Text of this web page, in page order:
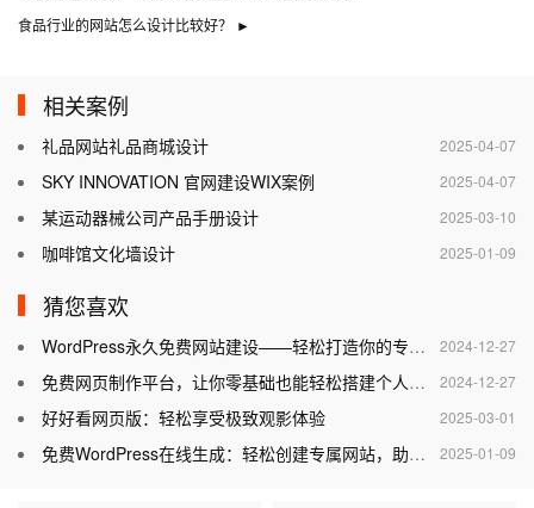
食品行业的网站怎么设计比较好？
►
相关案例
2025-04-07
礼品网站礼品商城设计
2025-04-07
SKY INNOVATION 官网建设WIX案例
2025-03-10
某运动器械公司产品手册设计
2025-01-09
咖啡馆文化墙设计
猜您喜欢
2024-12-27
WordPress永久免费网站建设——轻松打造你的专属网站
2024-12-27
免费网页制作平台，让你零基础也能轻松搭建个人网站
2025-03-01
好好看网页版：轻松享受极致观影体验
2025-01-09
免费WordPress在线生成：轻松创建专属网站，助力个人与企业腾飞